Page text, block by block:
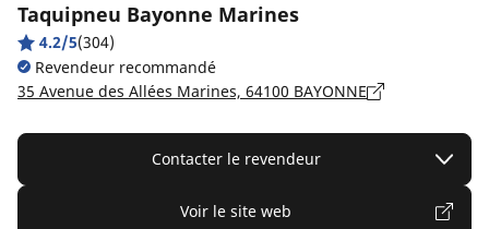
Taquipneu Bayonne Marines
4.2/5(304)
Revendeur recommandé
35 Avenue des Allées Marines, 64100 BAYONNE
Contacter le revendeur
Voir le site web